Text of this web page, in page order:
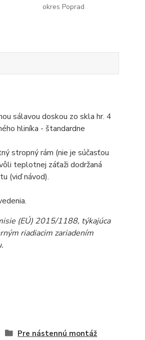
okres Poprad
sálavou doskou zo skla hr. 4
hliníka - štandardne
stropný rám (nie je súčasťou
teplotnej záťaži dodržaná
(viď návod).
(EÚ) 2015/1188, týkajúca
riadiacim zariadením
Pre nástennú montáž